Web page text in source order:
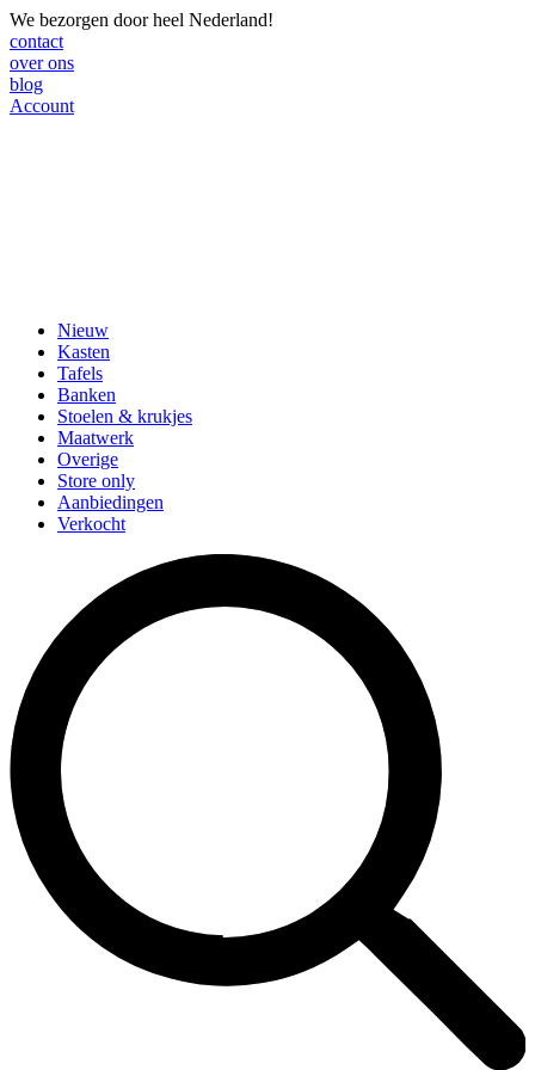
We bezorgen door heel Nederland!
contact
over ons
blog
Account
Nieuw
Kasten
Tafels
Banken
Stoelen & krukjes
Maatwerk
Overige
Store only
Aanbiedingen
Verkocht